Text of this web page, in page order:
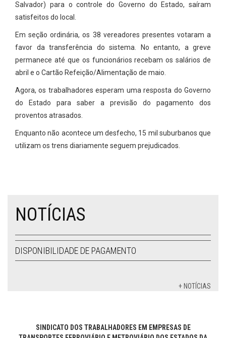
Salvador) para o controle do Governo do Estado, saíram
satisfeitos do local.
Em seção ordinária, os 38 vereadores presentes votaram a
favor da transferência do sistema. No entanto, a greve
permanece até que os funcionários recebam os salários de
abril e o Cartão Refeição/Alimentação de maio.
Agora, os trabalhadores esperam uma resposta do Governo
do Estado para saber a previsão do pagamento dos
proventos atrasados.
Enquanto não acontece um desfecho, 15 mil suburbanos que
utilizam os trens diariamente seguem prejudicados.
NOTÍCIAS
DISPONIBILIDADE DE PAGAMENTO
+ NOTÍCIAS
SINDICATO DOS TRABALHADORES EM EMPRESAS DE